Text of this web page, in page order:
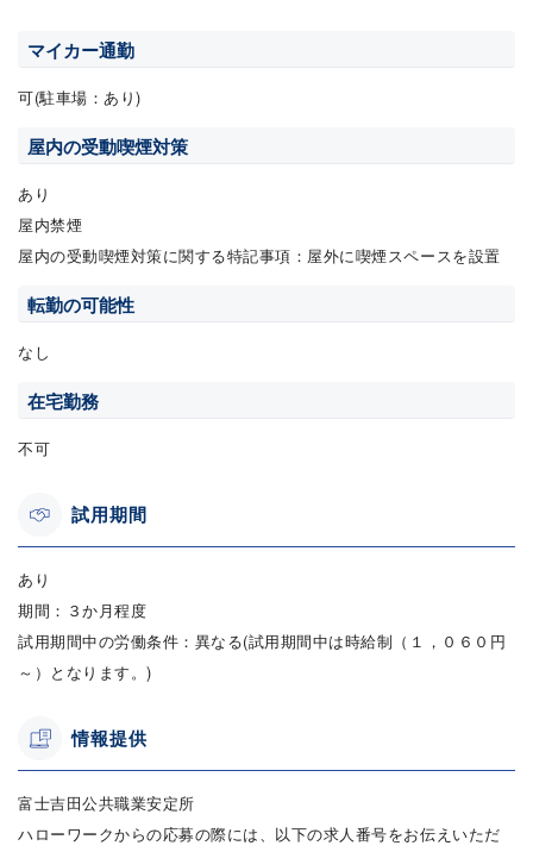
マイカー通勤
可(駐車場：あり)
屋内の受動喫煙対策
あり
屋内禁煙
屋内の受動喫煙対策に関する特記事項：屋外に喫煙スペースを設置
転勤の可能性
なし
在宅勤務
不可
試用期間
あり
期間：３か月程度
試用期間中の労働条件：異なる(試用期間中は時給制（１，０６０円
～）となります。)
情報提供
富士吉田公共職業安定所
ハローワークからの応募の際には、以下の求人番号をお伝えいただ